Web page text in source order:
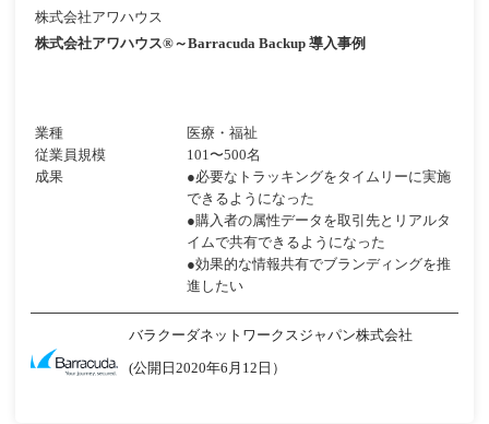
株式会社アワハウス
株式会社アワハウス®～Barracuda Backup 導入事例
業種
医療・福祉
従業員規模
101〜500名
成果
●必要なトラッキングをタイムリーに実施
できるようになった
●購入者の属性データを取引先とリアルタ
イムで共有できるようになった
●効果的な情報共有でブランディングを推
進したい
バラクーダネットワークスジャパン株式会社
(公開日2020年6月12日）